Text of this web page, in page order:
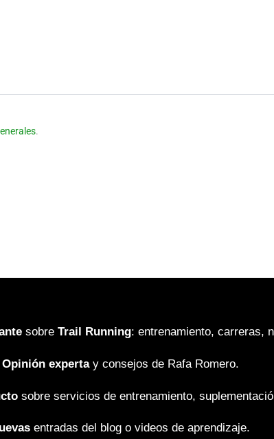
.
sobre Trail Running: entrenamiento, carreras,
Opinión expertay consejos de Rafa Romero.
sobre servicios de entrenamiento,
entradas del blog o videos de aprendizaje.